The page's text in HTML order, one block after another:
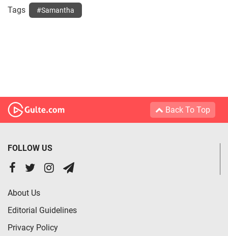
Tags #Samantha
Back To Top
FOLLOW US
About Us
Editorial Guidelines
Privacy Policy